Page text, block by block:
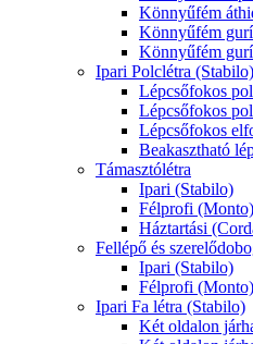
Könnyűfém
Könnyűfém
Könnyűfém
Ipari Polclétra (Stabilo)
Lépcsőfokos
Lépcsőfokos
Lépcsőfokos
Beakasztható
Támasztólétra
Ipari (Stabilo)
Félprofi (Monto)
Háztartási
Fellépő és
Ipari (Stabilo)
Félprofi (Monto)
Ipari Fa létra (Stabilo)
Két oldalon